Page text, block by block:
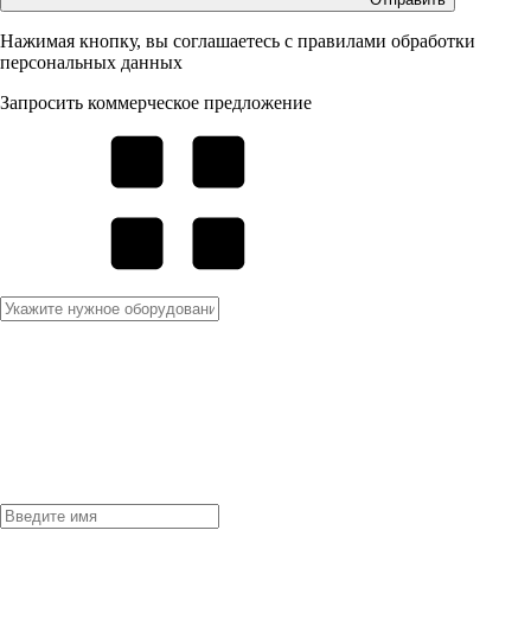
Нажимая кнопку, вы соглашаетесь с правилами обработки
персональных данных
Запросить коммерческое предложение